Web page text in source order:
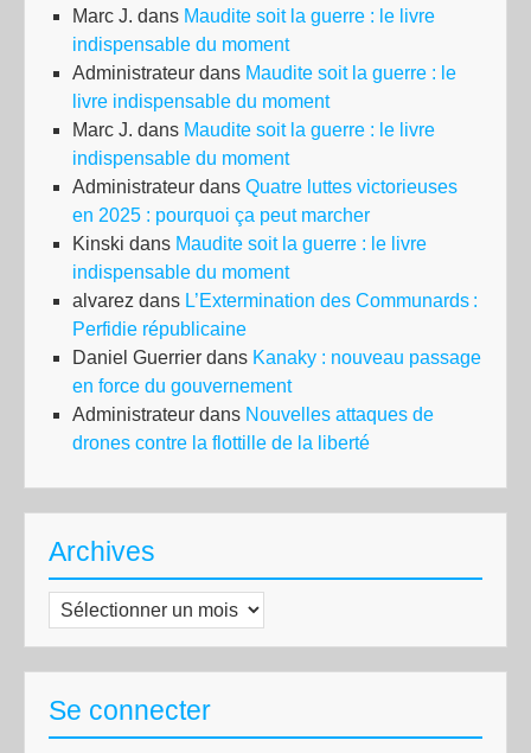
Marc J. dans Maudite soit la guerre : le livre
indispensable du moment
Administrateur dans Maudite soit la guerre : le
livre indispensable du moment
Marc J. dans Maudite soit la guerre : le livre
indispensable du moment
Administrateur dans Quatre luttes victorieuses
en 2025 : pourquoi ça peut marcher
Kinski dans Maudite soit la guerre : le livre
indispensable du moment
alvarez dans L’Extermination des Communards :
Perfidie républicaine
Daniel Guerrier dans Kanaky : nouveau passage
en force du gouvernement
Administrateur dans Nouvelles attaques de
drones contre la flottille de la liberté
Archives
Archives
Se connecter